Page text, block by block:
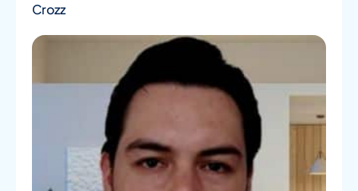
Crozz